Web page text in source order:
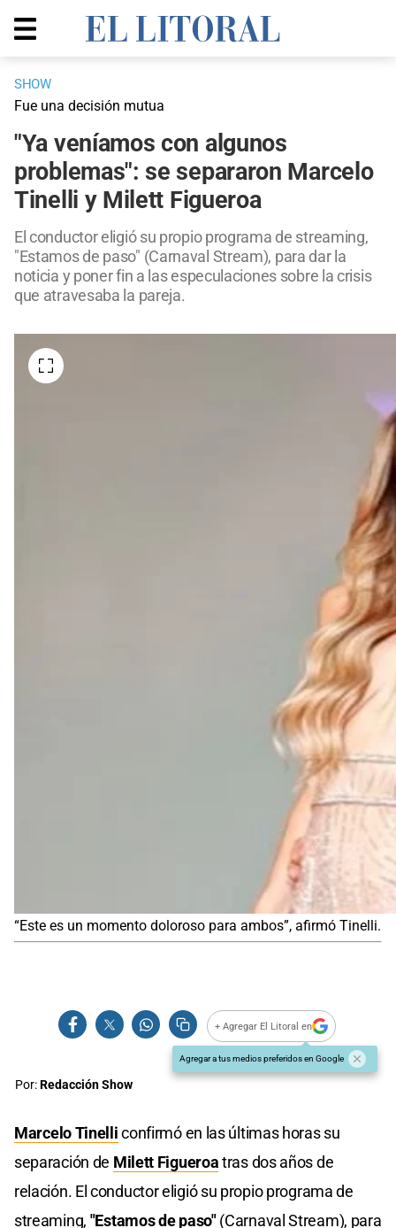
SHOW
Fue una decisión mutua
"Ya veníamos con algunos
problemas": se separaron Marcelo
Tinelli y Milett Figueroa
El conductor eligió su propio programa de streaming,
"Estamos de paso" (Carnaval Stream), para dar la
noticia y poner fin a las especulaciones sobre la crisis
que atravesaba la pareja.
“Este es un momento doloroso para ambos”, afirmó Tinelli.
+ Agregar El Litoral en
Agregar a tus medios preferidos en Google
Por:Redacción Show
Marcelo Tinelli confirmó en las últimas horas su
separación de Milett Figueroatras dos años de
relación. El conductor eligió su propio programa de
streaming, "Estamos de paso"(Carnaval Stream), para